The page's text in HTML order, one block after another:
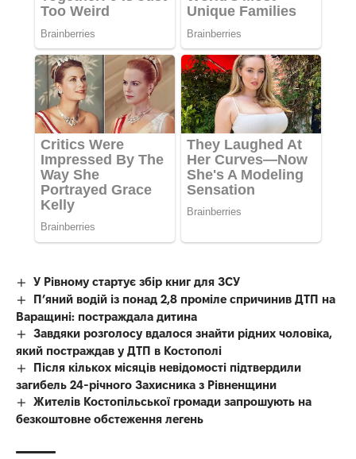
У Рівному стартує збір книг для ЗСУ
П’яний водій із понад 2,8 проміле спричинив ДТП на
Варащині: постраждала дитина
Завдяки розголосу вдалося знайти рідних чоловіка,
який постраждав у ДТП в Костополі
Після кількох місяців невідомості підтвердили
загибель 24-річного Захисника з Рівненщини
Жителів Костопільської громади запрошують на
безкоштовне обстеження легень